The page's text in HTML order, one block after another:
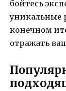
бойтесь
уникальные
конечном
отражать